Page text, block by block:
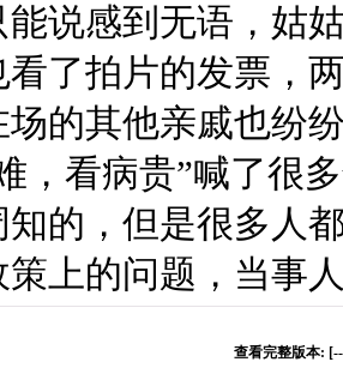
能说感到无语，姑
了拍片的发票，
的其他亲戚也纷
，看病贵”喊了很
的，但是很多人
策上的问题，当事
查看完整版本: